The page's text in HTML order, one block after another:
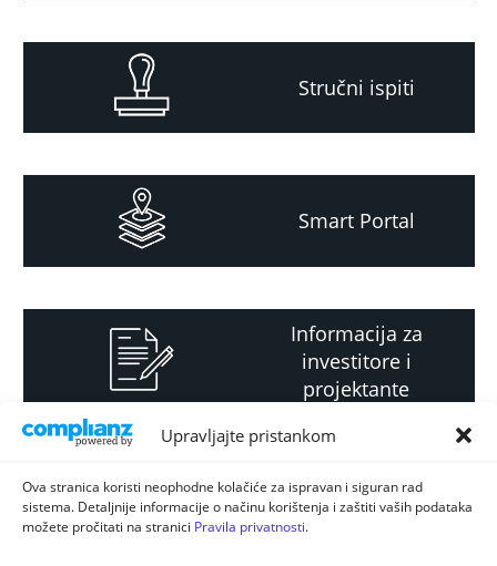
Upravljajte pristankom
Ova stranica koristi neophodne kolačiće za ispravan i siguran rad
sistema. Detaljnije informacije o načinu korištenja i zaštiti vaših podataka
možete pročitati na stranici Pravila privatnosti.
Stručni ispiti
Smart Portal
Informacija za
investitore i
projektante
Strateški i planski
dokument